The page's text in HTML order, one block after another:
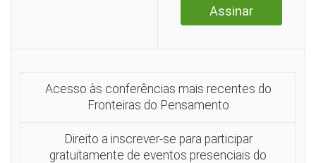
Assinar
Acesso às conferências mais recentes do
Fronteiras do Pensamento
Direito a inscrever-se para participar
gratuitamente de eventos presenciais do